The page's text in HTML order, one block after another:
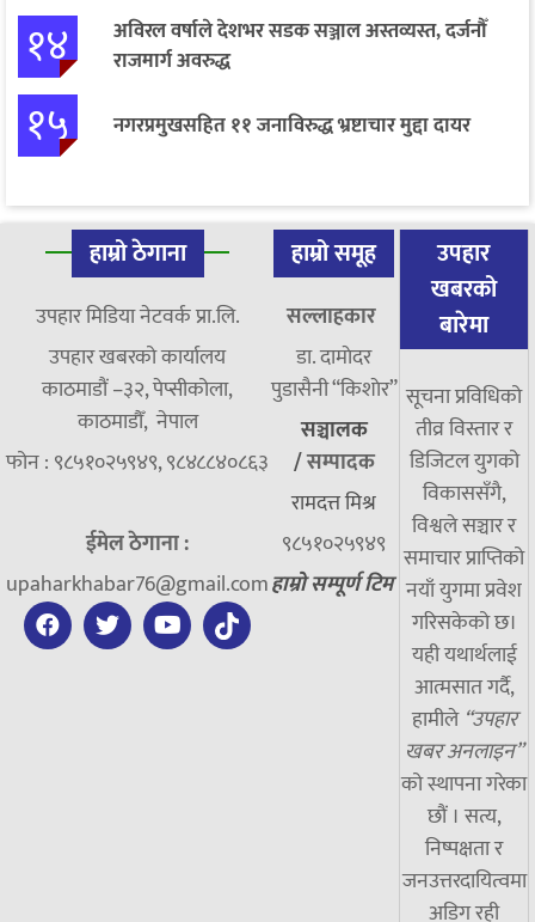
१४
अविरल वर्षाले देशभर सडक सञ्जाल अस्तव्यस्त, दर्जनौँ
राजमार्ग अवरुद्ध
१५ नगरप्रमुखसहित ११ जनाविरुद्ध भ्रष्टाचार मुद्दा दायर
हाम्रो ठेगाना
उपहार मिडिया नेटवर्क प्रा.लि.
उपहार खबरको कार्यालय
काठमाडौं –३२, पेप्सीकोला,
काठमाडौँ, नेपाल
फोन : ९८५१०२५९४९, ९८४८८४०८६३
ईमेल ठेगाना :
upaharkhabar76@gmail.com
हाम्रो समूह
सल्लाहकार
डा. दामाेदर
पुडासैनी “किशाेर”
सञ्चालक
/सम्पादक
रामदत्त मिश्र
९८५१०२५९४९
हाम्रो सम्पूर्ण टिम
उपहार
खबरको
बारेमा
सूचना प्रविधिको
तीव्र विस्तार र
डिजिटल युगको
विकाससँगै,
विश्वले सञ्चार र
समाचार प्राप्तिको
नयाँ युगमा प्रवेश
गरिसकेको छ।
यही यथार्थलाई
आत्मसात गर्दै,
हामीले “उपहार
खबर अनलाइन”
को स्थापना गरेका
छौं । सत्य,
निष्पक्षता र
जनउत्तरदायित्वमा
अडिग रही